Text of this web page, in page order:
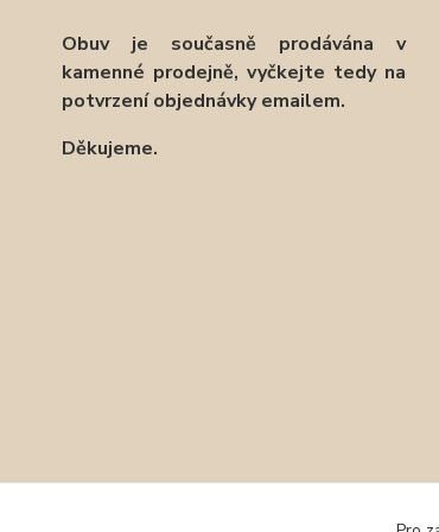
Obuv je současně prodávána v
kamenné prodejně, vyčkejte tedy na
potvrzení objednávky emailem.
Děkujeme.